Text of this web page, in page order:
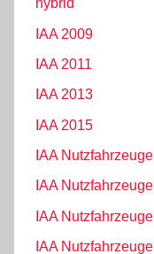
hybrid
IAA 2009
IAA 2011
IAA 2013
IAA 2015
IAA
IAA
IAA
IAA